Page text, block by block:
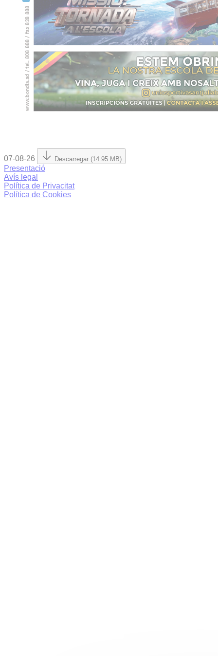
07-08-26 Descarregar (14.95 MB)
Presentació
Avís legal
Política de Privacitat
Política de Cookies